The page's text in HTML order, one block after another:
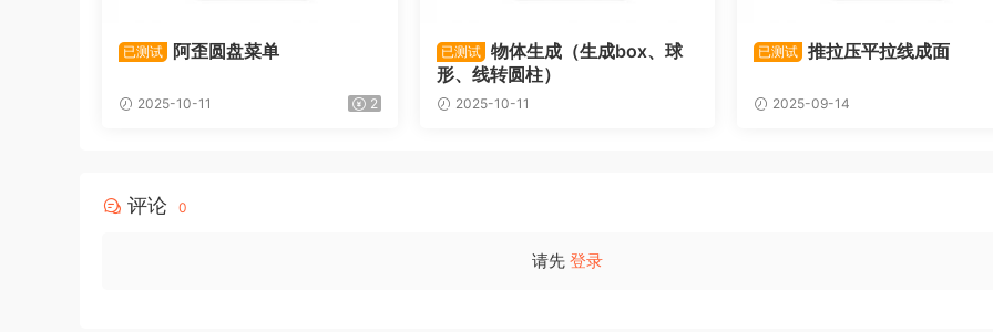
已测试 阿歪圆盘菜单
2025-10-11 2
已测试
物体生成（生成box、球
形、线转圆柱）
2025-10-11
已测试 推拉压平拉线成面
2025-09-14
评论 0
请先 登录